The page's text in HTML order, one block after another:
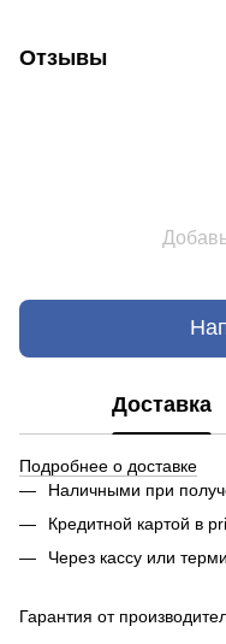
Отзывы
Доставка
Подробнее о доставке
Наличными при
Кредитной картой в
Через кассу или
Гарантия от